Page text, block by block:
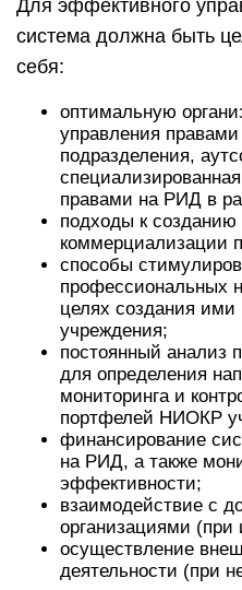
Для эффективного
система должна быть
себя:
оптимальную
управления
подразделения,
правами на РИД в
подходы к
коммерциализации
способы
профессиональных
целях создания
учреждения;
постоянный анализ
для определения
мониторинга и
портфелей НИОКР
финансирование
на РИД, а также
эффективности;
взаимодействие с
организациями (при
осуществление
деятельности (при